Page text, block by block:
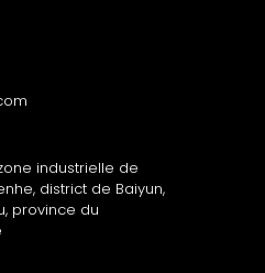
industrielle de
district de Baiyun,
province du